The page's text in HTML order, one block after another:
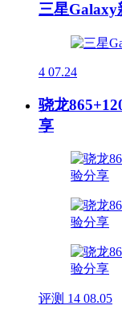
三星Galaxy
4 07.24
骁龙
享
评测 14 08.05